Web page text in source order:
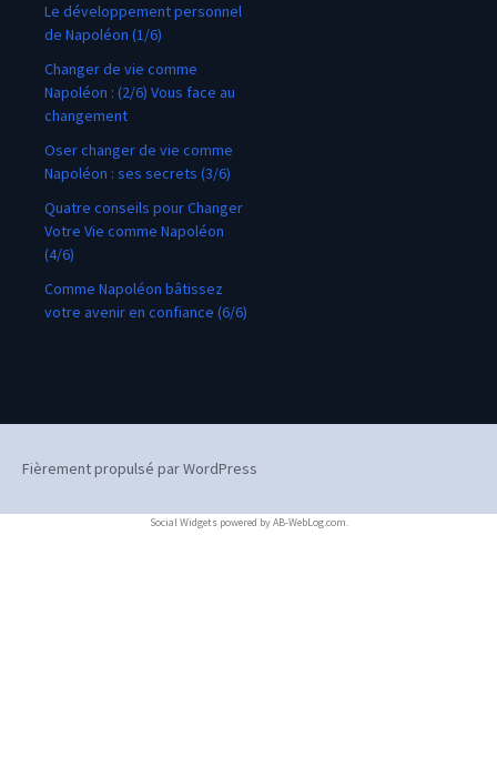
Le développement personnel
de Napoléon (1/6)
Changer de vie comme
Napoléon : (2/6) Vous face au
changement
Oser changer de vie comme
Napoléon : ses secrets (3/6)
Quatre conseils pour Changer
Votre Vie comme Napoléon
(4/6)
Comme Napoléon bâtissez
votre avenir en confiance (6/6)
Fièrement propulsé par WordPress
Social Widgetspowered byAB-WebLog.com.